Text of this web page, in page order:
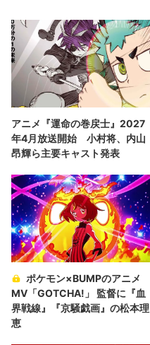
アニメ『運命の巻戻士』2027
年4月放送開始 小村将、内山
昂輝ら主要キャスト発表
ポケモン×BUMPのアニメ
MV「GOTCHA!」 監督に『血
界戦線』『京騒戯画』の松本理
恵